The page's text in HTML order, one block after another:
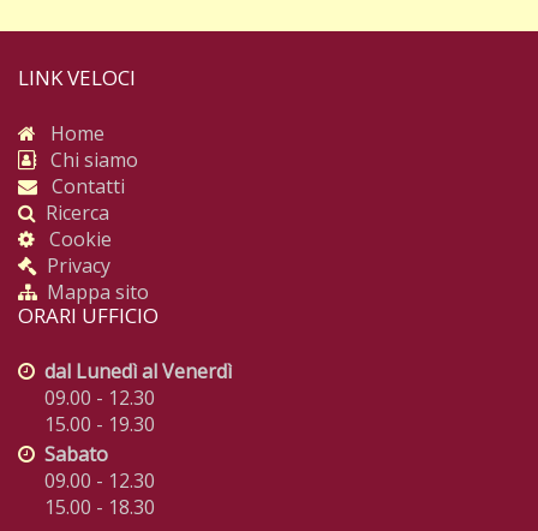
LINK VELOCI
Home
Chi siamo
Contatti
Ricerca
Cookie
Privacy
Mappa sito
ORARI UFFICIO
dal Lunedì al Venerdì
09.00 - 12.30
15.00 - 19.30
Sabato
09.00 - 12.30
15.00 - 18.30